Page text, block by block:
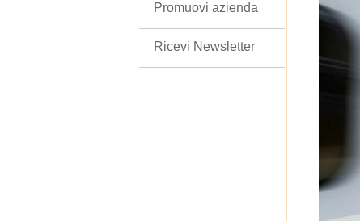
Promuovi azienda
Ricevi Newsletter